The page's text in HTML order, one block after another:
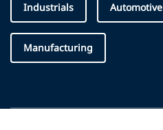
Industrials Automotive
Manufacturing